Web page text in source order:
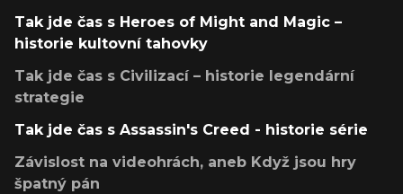
Tak jde čas s Heroes of Might and Magic –
historie kultovní tahovky
Tak jde čas s Civilizací – historie legendární
strategie
Tak jde čas s Assassin's Creed - historie série
Závislost na videohrách, aneb Když jsou hry
špatný pán